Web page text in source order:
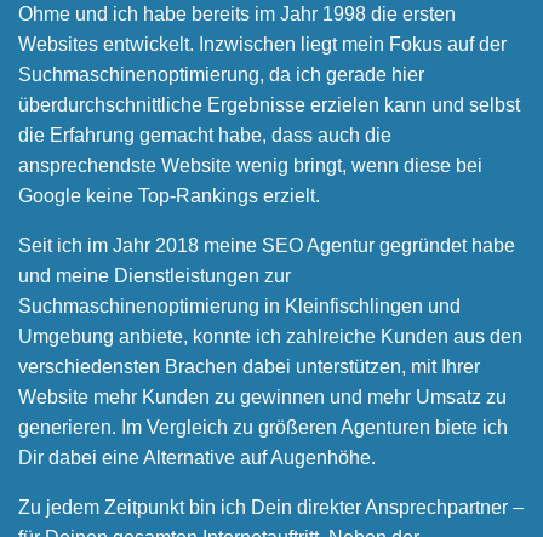
Ohme und ich habe bereits im Jahr 1998 die ersten
Websites entwickelt. Inzwischen liegt mein Fokus auf der
Suchmaschinen­optimierung, da ich gerade hier
überdurchschnittliche Ergebnisse erzielen kann und selbst
die Erfahrung gemacht habe, dass auch die
ansprechendste Website wenig bringt, wenn diese bei
Google keine Top-Rankings erzielt.
Seit ich im Jahr 2018 meine SEO Agentur gegründet habe
und meine Dienstleistungen zur
Suchmaschinenoptimierung in Kleinfischlingen und
Umgebung anbiete, konnte ich zahlreiche Kunden aus den
verschiedensten Brachen dabei unterstützen, mit Ihrer
Website mehr Kunden zu gewinnen und mehr Umsatz zu
generieren. Im Vergleich zu größeren Agenturen biete ich
Dir dabei eine Alternative auf Augenhöhe.
Zu jedem Zeitpunkt bin ich Dein direkter Ansprechpartner –